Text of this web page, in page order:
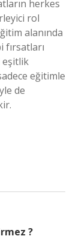
herkes
rol
alanında
fırsatları
eşitlik
eğitimle
de
?